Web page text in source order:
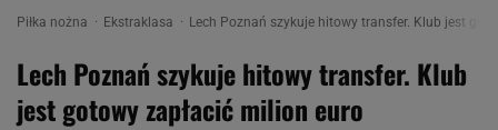
Piłka nożna Ekstraklasa Lech Poznań szykuje hitowy transfer. Klub jest
Lech Poznań szykuje hitowy transfer. Klub
jest gotowy zapłacić milion euro